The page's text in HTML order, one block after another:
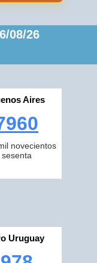
08/26
Aires
novecientos
sesenta
Uruguay